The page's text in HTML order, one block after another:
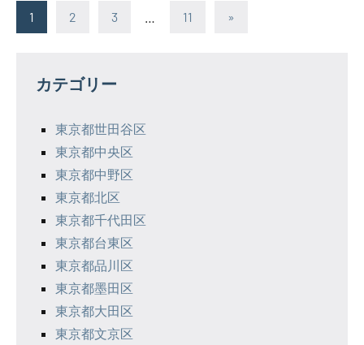
投
の
1 2 3 11
Next
»
カテゴリー
東京都世田谷区
東京都中央区
東京都中野区
東京都北区
東京都千代田区
東京都台東区
東京都品川区
東京都墨田区
東京都大田区
東京都文京区